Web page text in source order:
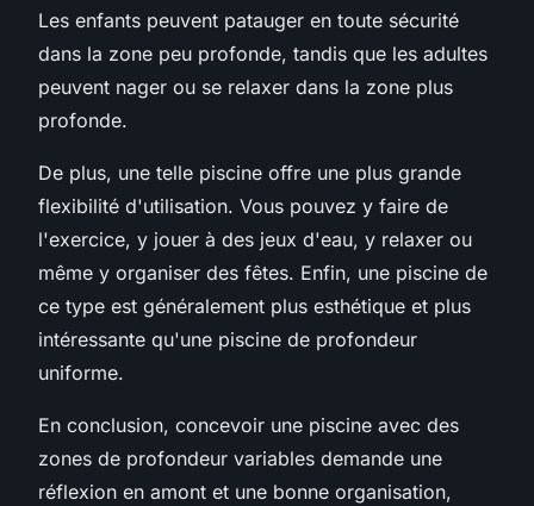
Les enfants peuvent patauger en toute sécurité
dans la zone peu profonde, tandis que les adultes
peuvent nager ou se relaxer dans la zone plus
profonde.
De plus, une telle piscine offre une plus grande
flexibilité d'utilisation. Vous pouvez y faire de
l'exercice, y jouer à des jeux d'eau, y relaxer ou
même y organiser des fêtes. Enfin, une piscine de
ce type est généralement plus esthétique et plus
intéressante qu'une piscine de profondeur
uniforme.
En conclusion, concevoir une piscine avec des
zones de profondeur variables demande une
réflexion en amont et une bonne organisation,